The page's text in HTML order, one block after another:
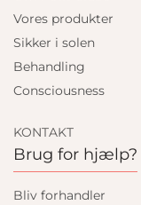
Vores produkter
Sikker i solen
Behandling
Consciousness
KONTAKT
Brug for hjælp?
Bliv forhandler